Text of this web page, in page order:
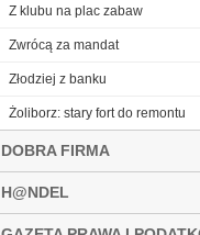
Z klubu na plac zabaw
Zwrócą za mandat
Złodziej z banku
Żoliborz: stary fort do remontu
DOBRA FIRMA
H@NDEL